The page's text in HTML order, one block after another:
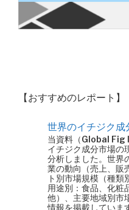
【おすすめのレポート】
世界のイチジク
当資料（Global
イチジク成分市場の
分析しました。世界
業の動向（売上、販
ト別市場規模（種類
用途別：食品、化粧
他）、主要地域別市
情報を掲載していま